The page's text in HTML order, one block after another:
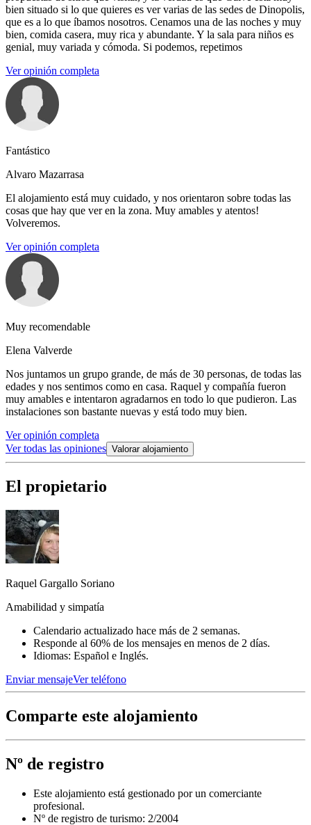
bien situado si lo que quieres es ver varias de las sedes de Dinopolis,
que es a lo que íbamos nosotros. Cenamos una de las noches y muy
bien, comida casera, muy rica y abundante. Y la sala para niños es
genial, muy variada y cómoda. Si podemos, repetimos
Ver opinión completa
Fantástico
Alvaro Mazarrasa
El alojamiento está muy cuidado, y nos orientaron sobre todas las
cosas que hay que ver en la zona. Muy amables y atentos!
Volveremos.
Ver opinión completa
Muy recomendable
Elena Valverde
Nos juntamos un grupo grande, de más de 30 personas, de todas las
edades y nos sentimos como en casa. Raquel y compañía fueron
muy amables e intentaron agradarnos en todo lo que pudieron. Las
instalaciones son bastante nuevas y está todo muy bien.
Ver opinión completa
Ver todas las opiniones Valorar alojamiento
El propietario
Raquel Gargallo Soriano
Amabilidad y simpatía
Calendario actualizado hace más de 2 semanas.
Responde al 60% de los mensajes en menos de 2 días.
Idiomas: Español e Inglés.
Enviar mensajeVer teléfono
Comparte este alojamiento
Nº de registro
Este alojamiento está gestionado por un comerciante
profesional.
Nº de registro de turismo: 2/2004